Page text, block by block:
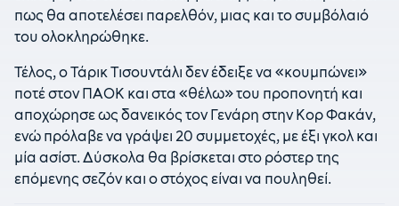
πως θα αποτελέσει παρελθόν, μιας και το συμβόλαιό
του ολοκληρώθηκε.
Τέλος, ο Τάρικ Τισουντάλι δεν έδειξε να «κουμπώνει»
ποτέ στον ΠΑΟΚ και στα «θέλω» του προπονητή και
αποχώρησε ως δανεικός τον Γενάρη στην Κορ Φακάν,
ενώ πρόλαβε να γράψει 20 συμμετοχές, με έξι γκολ και
μία ασίστ. Δύσκολα θα βρίσκεται στο ρόστερ της
επόμενης σεζόν και ο στόχος είναι να πουληθεί.